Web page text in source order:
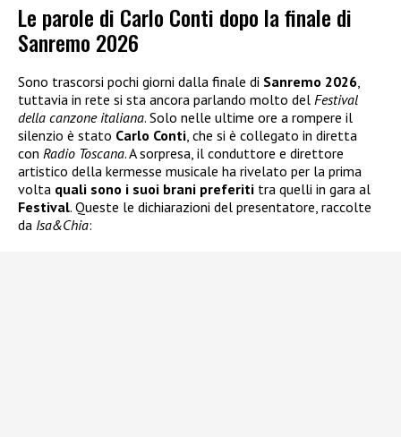
Le parole di Carlo Conti dopo la finale di
Sanremo 2026
Sono trascorsi pochi giorni dalla finale di Sanremo 2026,
tuttavia in rete si sta ancora parlando molto del Festival
della canzone italiana. Solo nelle ultime ore a rompere il
silenzio è stato Carlo Conti, che si è collegato in diretta
con Radio Toscana. A sorpresa, il conduttore e direttore
artistico della kermesse musicale ha rivelato per la prima
volta quali sono i suoi brani preferiti tra quelli in gara al
Festival. Queste le dichiarazioni del presentatore, raccolte
da Isa&Chia: